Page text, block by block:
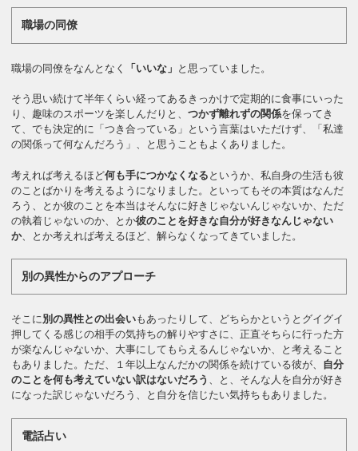
職場の同僚
職場の同僚をなんとなく 「いいな」 と思っていました。
そう思い続けて半年くらい経ってあるきっかけで定期的に食事にいった
り、趣味のスポーツを楽しんだりと、つかず離れずの関係を保ってき
て、でも決定的に「つき合っている」という言葉はいただけず、「私達
の関係って何なんだろう」、と思うこともよくありました。
考えれば考えるほど何も手につかなくなる というか、私自身の生活も彼
のことばかりを考えるようになりました。といってもその本質はなんだ
ろう、とか彼のことを本当はそんなに好きじゃないんじゃないか、ただ
の執着じゃないのか、とか彼のことを好きな自分が好きなんじゃない
か、とか考えれば考えるほど、解らなくなってきていました。
別の異性からのアプローチ
そこに別の異性との出会いもあったりして、どちらかというとグイグイ
押してくる感じの相手の気持ちの解りやすさに、正直そちらに行った方
が楽なんじゃないか、大事にしてもらえるんじゃないか、と考えること
もありました。ただ、１年以上なんだかの関係を続けている彼が、 自分
のことを何も考えていない訳はないだろう 、と、そんな人を自分が好き
になった訳じゃないだろう、と自分を信じたい気持ちもありました。
電話占い